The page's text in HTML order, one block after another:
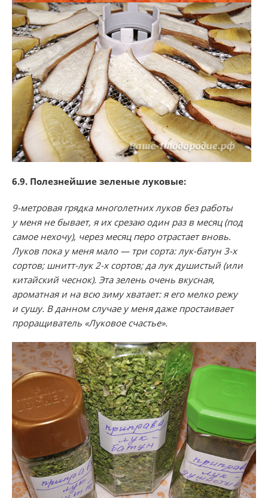
6.9. Полезнейшие зеленые луковые:
9-метровая грядка многолетних луков без работы
у меня не бывает, я их срезаю один раз в месяц (под
самое нехочу), через месяц перо отрастает вновь.
Луков пока у меня мало — три сорта: лук-батун 3-х
сортов; шнитт-лук 2-х сортов; да лук душистый (или
китайский чеснок). Эта зелень очень вкусная,
ароматная и на всю зиму хватает: я его мелко режу
и сушу. В данном случае у меня даже простаивает
проращиватель «Луковое счастье».